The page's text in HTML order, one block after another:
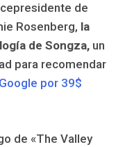
de
Rosenberg, la
de Songza, un
para recomendar
por 39$
de «The Valley